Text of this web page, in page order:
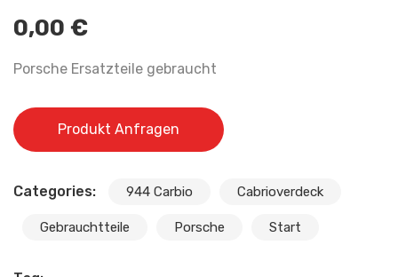
0,00 €
Porsche Ersatzteile gebraucht
Produkt Anfragen
Categories: 944 Carbio Cabrioverdeck
Gebrauchtteile Porsche Start